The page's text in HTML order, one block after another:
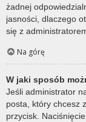
żadnej
jasności, dlaczego
się z
Na górę
W jaki sposób
Jeśli administrator
posta, który chcesz
przycisk.